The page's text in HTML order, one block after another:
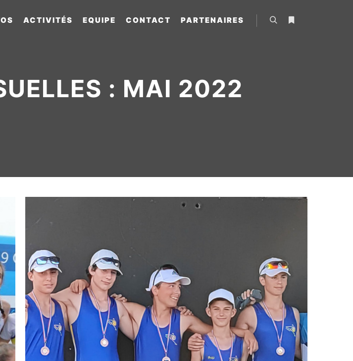
ACTIVITÉS EQUIPE CONTACT PARTENAIRES
: MAI 2022